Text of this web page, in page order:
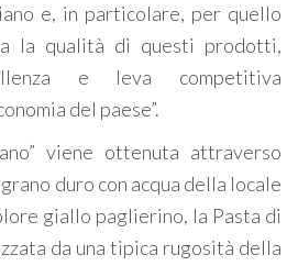
e, in particolare, per quello
la qualità di questi prodotti,
e leva competitiva
del paese”.
viene ottenuta attraverso
duro con acqua della locale
giallo paglierino, la Pasta di
da una tipica rugosità della